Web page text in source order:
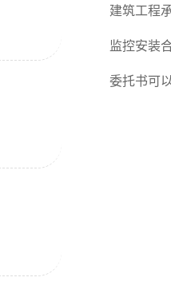
师解答
建筑工程
承包合同
监控安装
般包括这
委托书可以撤销吗